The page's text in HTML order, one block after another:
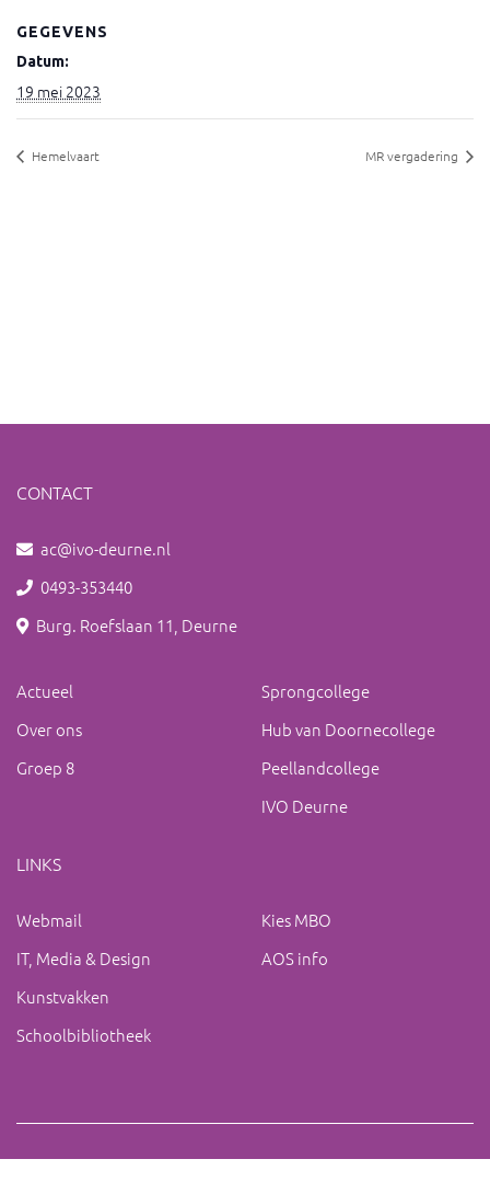
GEGEVENS
Datum:
19 mei 2023
Hemelvaart MR vergadering
CONTACT
ac@ivo-deurne.nl
0493-353440
Burg. Roefslaan 11, Deurne
Actueel
Over ons
Groep 8
Sprongcollege
Hub van Doornecollege
Peellandcollege
IVO Deurne
LINKS
Webmail
IT, Media & Design
Kunstvakken
Schoolbibliotheek
Kies MBO
AOS info